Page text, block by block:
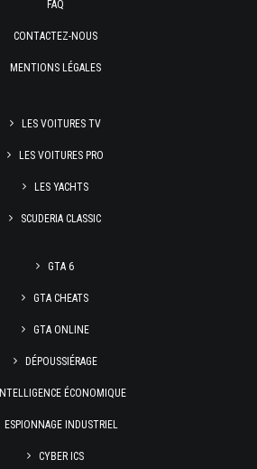
FAQ
CONTACTEZ-NOUS
MENTIONS LÉGALES
LES VOITURES TV
LES VOITURES PRO
LES YACHTS
SCUDERIA CLASSIC
GTA 6
GTA CHEATS
GTA ONLINE
DÉPOUSSIÉRAGE
INTELLIGENCE ÉCONOMIQUE
ESPIONNAGE INDUSTRIEL
CYBER ICS